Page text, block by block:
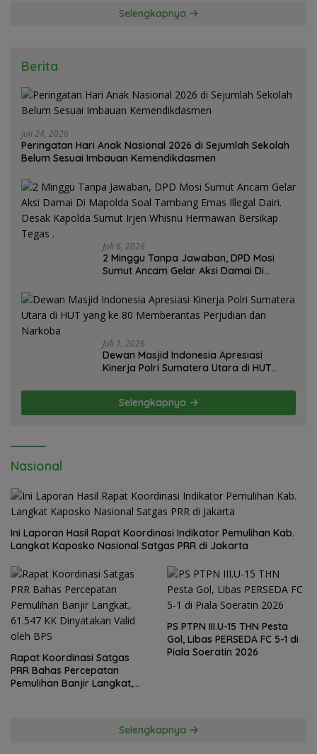
Selengkapnya
Berita
Juli 24, 2026
Peringatan Hari Anak Nasional 2026 di Sejumlah Sekolah
Belum Sesuai Imbauan Kemendikdasmen
Juli 6, 2026
2 Minggu Tanpa Jawaban, DPD Mosi
Sumut Ancam Gelar Aksi Damai Di
Dairi. Desak Kapolda Sumut Irjen
Whisnu Hermawan Bersikap Tegas .
Juli 1, 2026
Dewan Masjid Indonesia Apresiasi
Kinerja Polri Sumatera Utara di HUT
Narkoba
Selengkapnya
Nasional
Ini Laporan Hasil Rapat Koordinasi Indikator Pemulihan Kab.
Langkat Kaposko Nasional Satgas PRR di Jakarta
Rapat Koordinasi Satgas
PRR Bahas Percepatan
Pemulihan Banjir Langkat,
PS PTPN III.U-15 THN Pesta
Gol, Libas PERSEDA FC 5-1 di
Piala Soeratin 2026
Selengkapnya